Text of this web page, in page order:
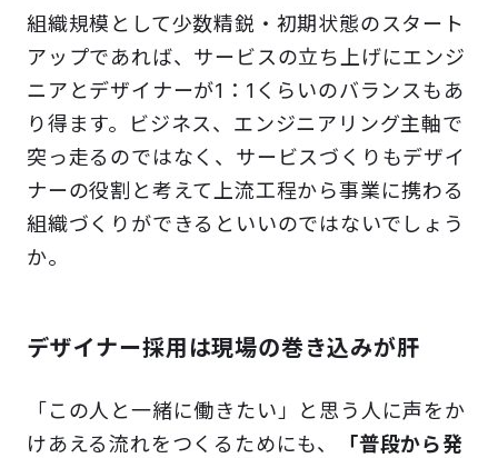
組織規模として少数精鋭・初期状態のスタート
アップであれば、サービスの立ち上げにエンジ
ニアとデザイナーが1：1くらいのバランスもあ
り得ます。ビジネス、エンジニアリング主軸で
突っ走るのではなく、サービスづくりもデザイ
ナーの役割と考えて上流工程から事業に携わる
組織づくりができるといいのではないでしょう
か。
デザイナー採用は現場の巻き込みが肝
「この人と一緒に働きたい」と思う人に声をか
けあえる流れをつくるためにも、
「普段から発